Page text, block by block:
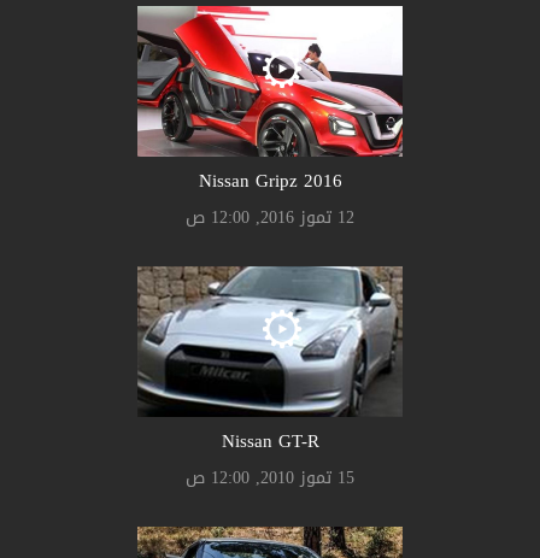
Nissan Gripz 2016
12 تموز 2016, 12:00 ص
Nissan GT-R
15 تموز 2010, 12:00 ص